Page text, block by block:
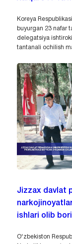
Koreya
buyurgan 23 nafar
delegatsiya
tantanali ochilish
Jizzax davlat
ishlari olib
O‘zbekiston